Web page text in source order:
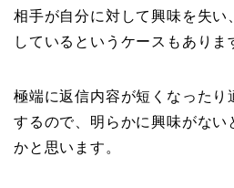
相手が自分に対して興味を失い
しているというケースもありま
極端に返信内容が短くなったり
するので、明らかに興味がない
かと思います。